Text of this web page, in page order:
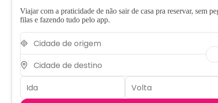
Viajar com a praticidade de não sair de casa pra reservar, sem
filas e fazendo tudo pelo app.